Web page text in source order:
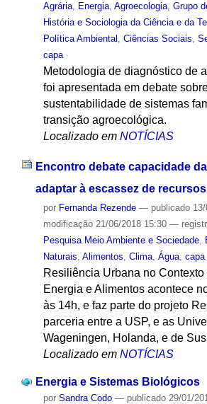
Agrária, Energia, Agroecologia, Grupo
História e Sociologia da Ciência e da
Política Ambiental , Ciências Sociais,
capa
Metodologia de diagnóstico de
foi apresentada em debate
sustentabilidade de sistemas
transição agroecológica.
Localizado em NOTÍCIAS
Encontro debate capacidade
adaptar à escassez de recursos
por Fernanda Rezende — publicado13/
modificação21/06/2018 15:30 —
Pesquisa Meio Ambiente e Sociedade,
Naturais Alimentos Clima, Água, capa
Resiliência Urbana no
Energia e Alimentos acontece
às 14h, e faz parte do projeto
parceria entre a USP, e as
Wageningen, Holanda, e de
Localizado em NOTÍCIAS
Energia e Sistemas Biológicos
por Sandra Codo — publicado29/01/